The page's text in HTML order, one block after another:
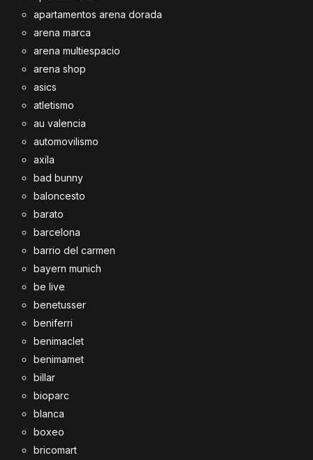
apartamentos arena dorada
arena marca
arena multiespacio
arena shop
asics
atletismo
au valencia
automovilismo
axila
bad bunny
baloncesto
barato
barcelona
barrio del carmen
bayern munich
be live
benetusser
beniferri
benimaclet
benimamet
billar
bioparc
blanca
boxeo
bricomart